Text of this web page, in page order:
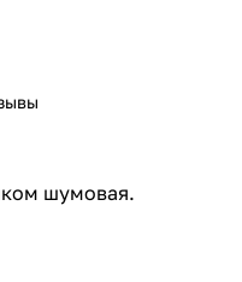
шумовая.